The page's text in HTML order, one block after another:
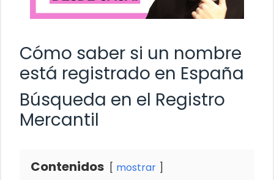
Cómo saber si un nombre
está registrado en España
Búsqueda en el Registro
Mercantil
Contenidos mostrar